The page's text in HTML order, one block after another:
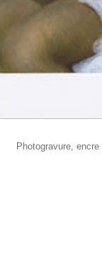
Photogravure,